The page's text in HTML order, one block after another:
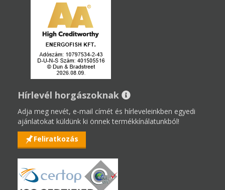
Hírlevél horgászoknak
Adja meg nevét, e-mail címét és hírleveleinkben egyedi
ajánlatokat küldünk ki önnek termékkínálatunkból!
Feliratkozás